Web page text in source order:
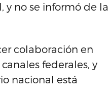
y no se informó de la
colaboración en
federales, y
nacional está